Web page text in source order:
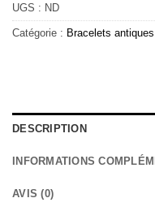
UGS : ND
Catégorie : Bracelets antiques
DESCRIPTION
INFORMATIONS
AVIS (0)